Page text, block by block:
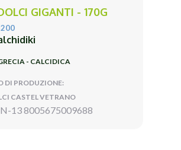
GIGANTI - 170G
- CALCIDICA
DI PRODUZIONE:
CASTEL VETRANO
13 8005675009688